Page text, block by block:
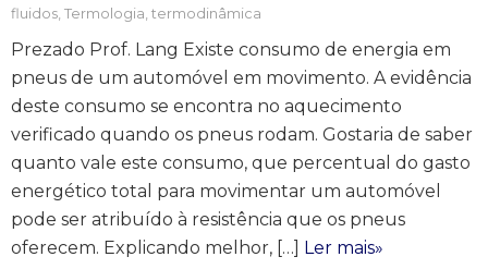
fluidos, Termologia, termodinâmica
Prezado Prof. Lang Existe consumo de energia em
pneus de um automóvel em movimento. A evidência
deste consumo se encontra no aquecimento
verificado quando os pneus rodam. Gostaria de saber
quanto vale este consumo, que percentual do gasto
energético total para movimentar um automóvel
pode ser atribuído à resistência que os pneus
oferecem. Explicando melhor, […] Ler mais»